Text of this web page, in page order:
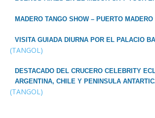
MADERO TANGO SHOW – PUERTO MADERO
VISITA GUIADA DIURNA POR EL PALACIO
(TANGOL)
DESTACADO DEL CRUCERO CELEBRITY
ARGENTINA, CHILE Y PENINSULA
(TANGOL)